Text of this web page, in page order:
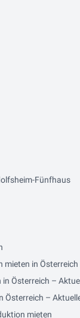
Fünfhaus
mieten in Österreich
Österreich –
Österreich –
mieten